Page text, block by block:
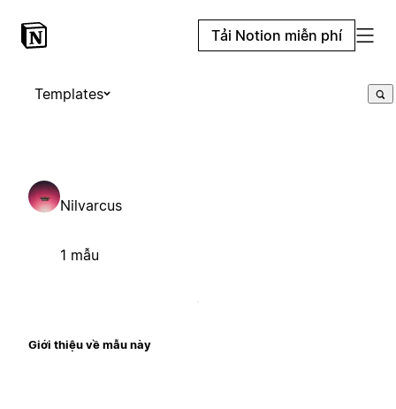
Tải Notion miễn phí
Templates
Nilvarcus
1 mẫu
Giới thiệu về mẫu này